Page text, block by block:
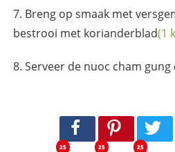
Breng op smaak met
bestrooi met korianderblad(1
Serveer de nuoc cham
25 25 25